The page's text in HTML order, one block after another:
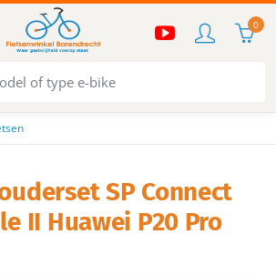
0
SP Connect
II Huawei P20 Pro